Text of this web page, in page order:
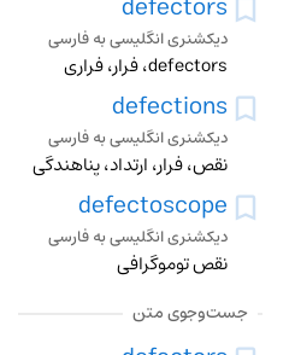
دیکشنری انگلیسی به فارسی
defectors، فرار، فراری
defections
دیکشنری انگلیسی به فارسی
نقص، فرار، ارتداد، پناهندگی
defectoscope
دیکشنری انگلیسی به فارسی
نقص توموگرافی
جست‌وجوی متن